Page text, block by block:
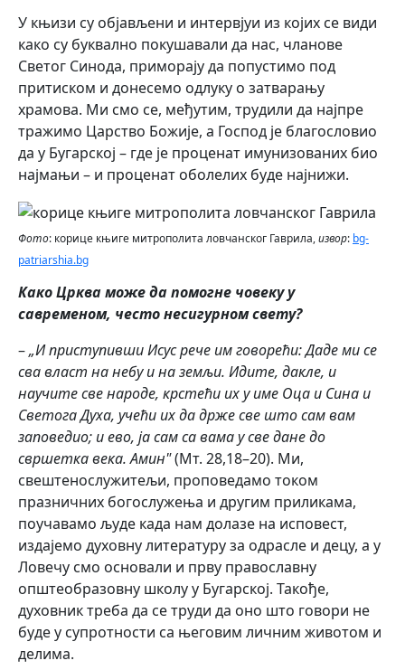
У књизи су објављени и интервјуи из којих се види
како су буквално покушавали да нас, чланове
Светог Синода, приморају да попустимо под
притиском и донесемо одлуку о затварању
храмова. Ми смо се, међутим, трудили да најпре
тражимо Царство Божије, а Господ је благословио
да у Бугарској – где је проценат имунизованих био
најмањи – и проценат оболелих буде најнижи.
Фото: корице књиге митрополита ловчанског Гаврила,извор: bg-
patriarshia.bg
Како Црква може да помогне човеку у
савременом, често несигурном свету?
–„И приступивши Исус рече им говорећи: Даде ми се
сва власт на небу и на земљи. Идите, дакле, и
научите све народе, крстећи их у име Оца и Сина и
Светога Духа, учећи их да држе све што сам вам
заповедио; и ево, ја сам са вама у све дане до
свршетка века. Амин"(Мт. 28,18–20). Ми,
свештенослужитељи, проповедамо током
празничних богослужења и другим приликама,
поучавамо људе када нам долазе на исповест,
издајемо духовну литературу за одрасле и децу, а у
Ловечу смо основали и прву православну
општеобразовну школу у Бугарској. Такође,
духовник треба да се труди да оно што говори не
буде у супротности са његовим личним животом и
делима.